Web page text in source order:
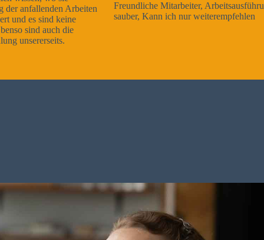
Freundliche Mitarbeiter, Arbeitsausführung sehr gut und sehr
sauber, Kann ich nur weiterempfehlen